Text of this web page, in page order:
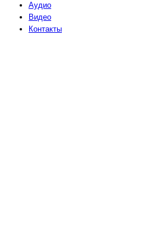
Аудио
Видео
Контакты